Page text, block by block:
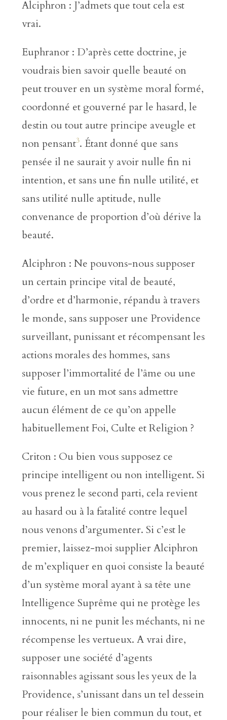
Alciphron : J’admets que tout cela est
vrai.
Euphranor : D’après cette doctrine, je
voudrais bien savoir quelle beauté on
peut trouver en un système moral formé,
coordonné et gouverné par le hasard, le
destin ou tout autre principe aveugle et
non pensant3. Étant donné que sans
pensée il ne saurait y avoir nulle fin ni
intention, et sans une fin nulle utilité, et
sans utilité nulle aptitude, nulle
convenance de proportion d’où dérive la
beauté.
Alciphron : Ne pouvons-nous supposer
un certain principe vital de beauté,
d’ordre et d’harmonie, répandu à travers
le monde, sans supposer une Providence
surveillant, punissant et récompensant les
actions morales des hommes, sans
supposer l’immortalité de l’âme ou une
vie future, en un mot sans admettre
aucun élément de ce qu’on appelle
habituellement Foi, Culte et Religion ?
Criton : Ou bien vous supposez ce
principe intelligent ou non intelligent. Si
vous prenez le second parti, cela revient
au hasard ou à la fatalité contre lequel
nous venons d’argumenter. Si c’est le
premier, laissez-moi supplier Alciphron
de m’expliquer en quoi consiste la beauté
d’un système moral ayant à sa tête une
Intelligence Suprême qui ne protège les
innocents, ni ne punit les méchants, ni ne
récompense les vertueux. A vrai dire,
supposer une société d’agents
raisonnables agissant sous les yeux de la
Providence, s’unissant dans un tel dessein
pour réaliser le bien commun du tout, et